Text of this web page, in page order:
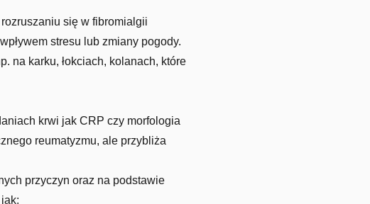
się w fibromialgii
stresu lub zmiany pogody.
na karku, łokciach, kolanach, które
krwi jak CRP czy morfologia
reumatyzmu, ale przybliża
przyczyn oraz na podstawie